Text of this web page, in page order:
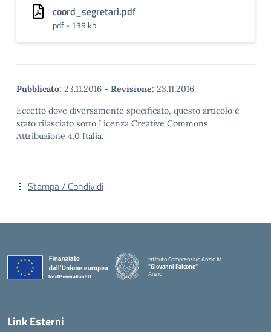
coord_segretari.pdf
pdf - 139 kb
Pubblicato: 23.11.2016 - Revisione: 23.11.2016
Eccetto dove diversamente specificato, questo articolo è
stato rilasciato sotto Licenza Creative Commons
Attribuzione 4.0 Italia.
Stampa / Condividi
Istituto Comprensivo Anzio IV
"Giovanni Falcone"
Anzio
Link Esterni